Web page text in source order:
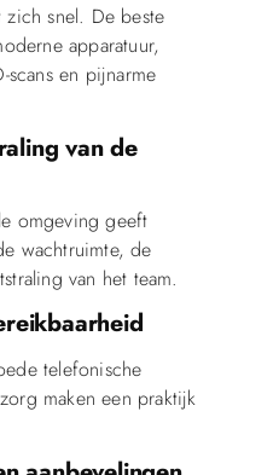
zich snel. De beste
apparatuur,
scans en pijnarme
van de
omgeving geeft
wachtruimte, de
van het team.
telefonische
maken een praktijk